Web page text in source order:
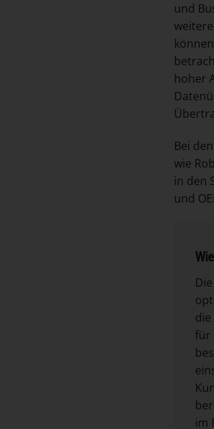
und
hoher
Bei
wie
in den
und
für
im